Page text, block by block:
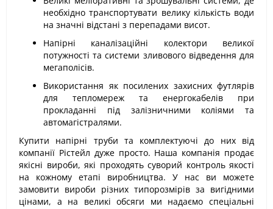
необхідно транспортувати велику кількість води
на значні відстані з перепадами висот.
Напірні каналізаційні колектори великої
потужності та системи зливового відведення для
мегаполісів.
Використання як посилених захисних футлярів
для тепломереж та енергокабелів при
прокладанні під залізничними коліями та
автомагістралями.
Купити напірні труби та комплектуючі до них від
компанії Рістейл дуже просто. Наша компанія продає
якісні вироби, які проходять суворий контроль якості
на кожному етапі виробництва. У нас ви можете
замовити вироби різних типорозмірів за вигідними
цінами, а на великі обсяги ми надаємо спеціальні